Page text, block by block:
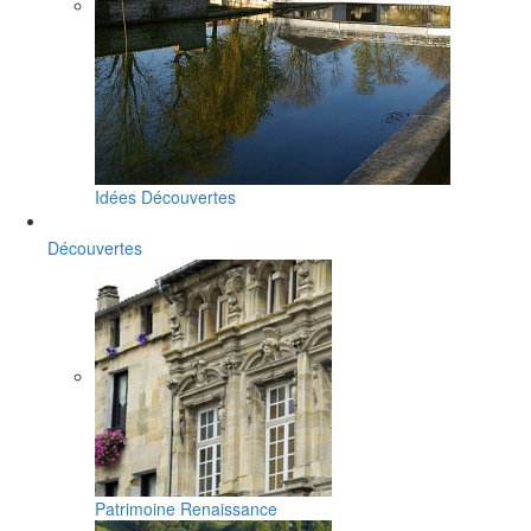
Idées Découvertes
Découvertes
Patrimoine Renaissance